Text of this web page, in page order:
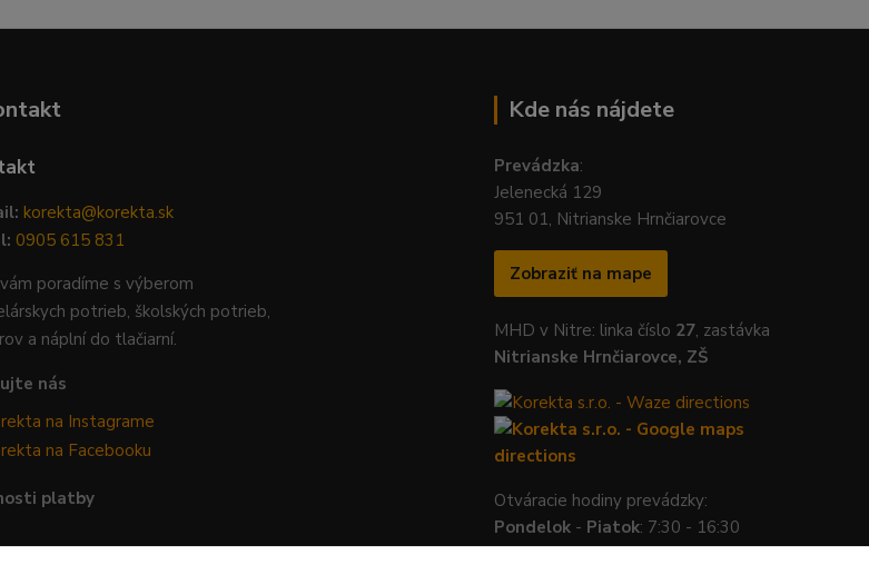
korekta@korekta.sk
0905 615 831
poradíme s výberom
potrieb, školských potrieb,
a náplní do tlačiarní.
nás
platby
Kde nás nájdete
Prevádzka:
Jelenecká 129
951 01, Nitrianske Hrnčiarovce
Zobraziť na mape
MHD v Nitre: linka číslo 27, zastávka
Nitrianske Hrnčiarovce, ZŠ
Otváracie hodiny prevádzky:
Pondelok - Piatok: 7:30 - 16:30